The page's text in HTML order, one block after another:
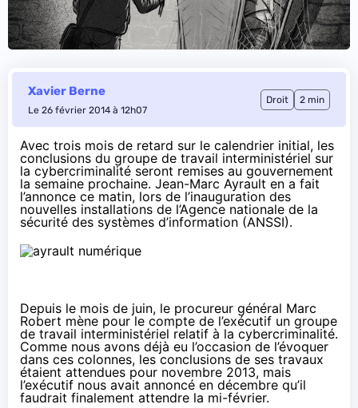
Xavier Berne
Le 26 février 2014 à 12h07
Droit 2 min
Avec trois mois de retard sur le calendrier initial, les
conclusions du groupe de travail interministériel sur
la cybercriminalité seront remises au gouvernement
la semaine prochaine. Jean-Marc Ayrault en a fait
l’annonce ce matin, lors de l’inauguration des
nouvelles installations de l’Agence nationale de la
sécurité des systèmes d’information (ANSSI).
Depuis le mois de juin, le procureur général Marc
Robert mène pour le compte de l’exécutif un groupe
de travail interministériel relatif à la cybercriminalité.
Comme nous avons déjà eu l’occasion de l’évoquer
dans ces colonnes, les conclusions de ses travaux
étaient attendues pour novembre 2013, mais
l’exécutif nous avait annoncé en décembre qu’il
faudrait finalement attendre la mi-février.